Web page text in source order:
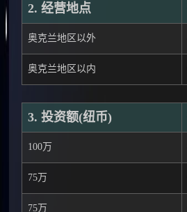
2. 经营地点
奥克兰地区以外
奥克兰地区以内
3. 投资额(纽币)
100万
75万
75万